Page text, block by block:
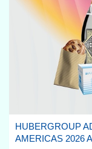
HUBERGROUP
AMERICAS 2026